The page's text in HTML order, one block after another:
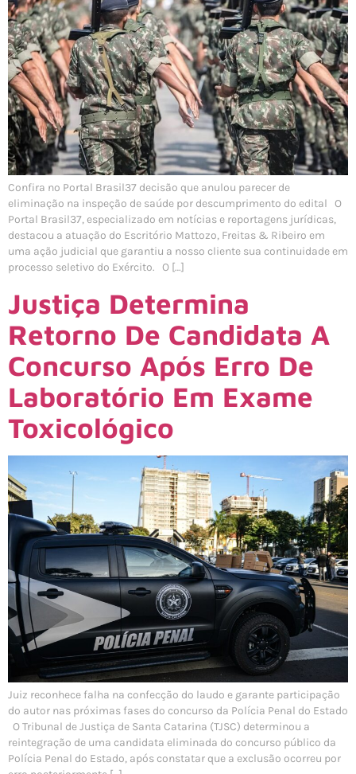
Confira no Portal Brasil37 decisão que anulou parecer de
eliminação na inspeção de saúde por descumprimento do edital O
Portal Brasil37, especializado em notícias e reportagens jurídicas,
destacou a atuação do Escritório Mattozo, Freitas & Ribeiro em
uma ação judicial que garantiu a nosso cliente sua continuidade em
processo seletivo do Exército. O […]
Justiça Determina
Retorno De Candidata A
Concurso Após Erro De
Laboratório Em Exame
Toxicológico
Juiz reconhece falha na confecção do laudo e garante participação
do autor nas próximas fases do concurso da Polícia Penal do Estado
O Tribunal de Justiça de Santa Catarina (TJSC) determinou a
reintegração de uma candidata eliminada do concurso público da
Polícia Penal do Estado, após constatar que a exclusão ocorreu por